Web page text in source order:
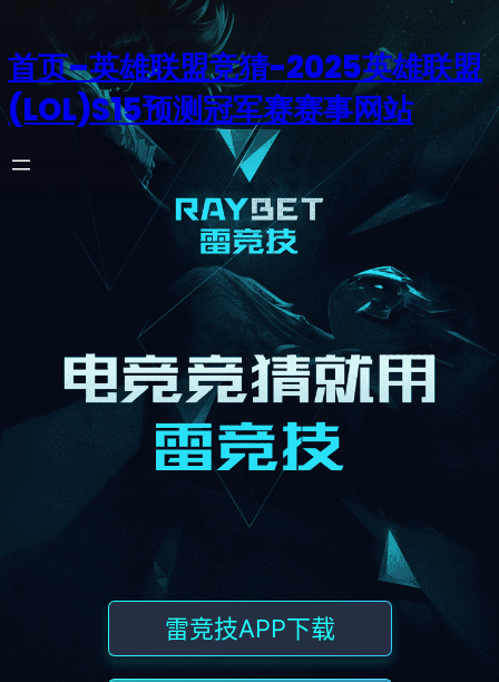
首页–英雄联盟竞猜-2025英雄联盟
(LOL)S15预测冠军赛赛事网站